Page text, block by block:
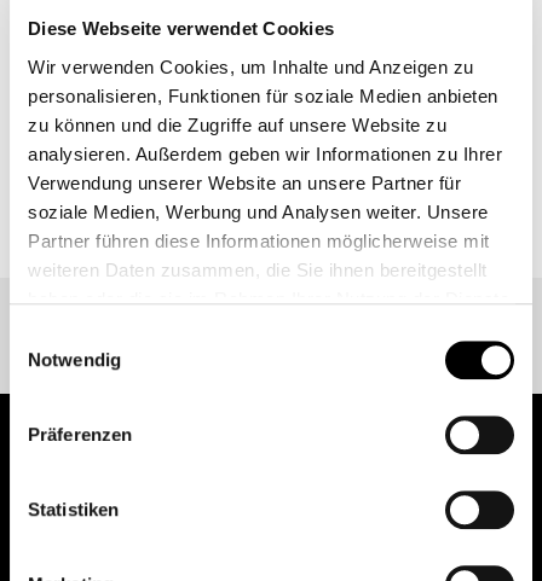
Diese Webseite verwendet Cookies
Wir verwenden Cookies, um Inhalte und Anzeigen zu
personalisieren, Funktionen für soziale Medien anbieten
zu können und die Zugriffe auf unsere Website zu
analysieren. Außerdem geben wir Informationen zu Ihrer
Verwendung unserer Website an unsere Partner für
soziale Medien, Werbung und Analysen weiter. Unsere
Partner führen diese Informationen möglicherweise mit
weiteren Daten zusammen, die Sie ihnen bereitgestellt
haben oder die sie im Rahmen Ihrer Nutzung der Dienste
Weitere Informationen finden Sie unter
Datenschutz
Notwendig
Präferenzen
Statistiken
ZURÜCK ZUR EVENT ÜBERSICHT
pure.proven.perfect.